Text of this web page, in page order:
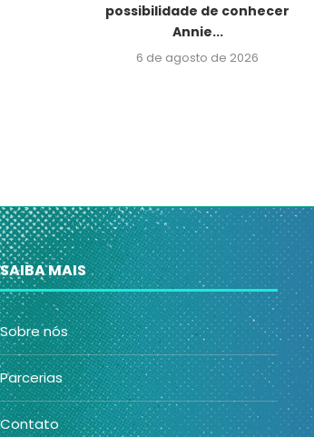
possibilidade de conhecer
Annie...
6 de agosto de 2026
SAIBA MAIS
Sobre nós
Parcerias
Contato